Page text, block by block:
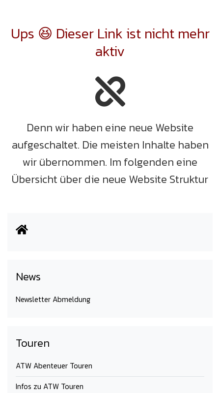
Ups 😆 Dieser Link ist nicht mehr
aktiv
Denn wir haben eine neue Website
aufgeschaltet. Die meisten Inhalte haben
wir übernommen. Im folgenden eine
Übersicht über die neue Website Struktur
News
Newsletter Abmeldung
Touren
ATW Abenteuer Touren
Infos zu ATW Touren